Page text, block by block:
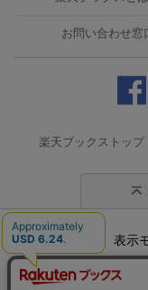
お問い合わせ窓
楽天ブックストップ
表示
企業情報 個人情